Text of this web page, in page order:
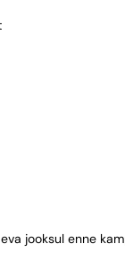
jooksul enne